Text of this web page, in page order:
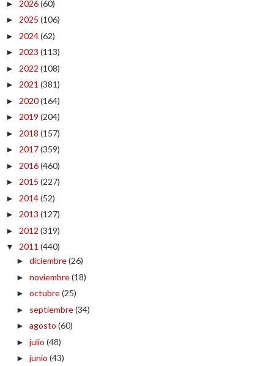
► 2026(60)
► 2025 (106)
► 2024(62)
► 2023 (113)
► 2022 (108)
► 2021 (381)
► 2020(164)
► 2019 (204)
► 2018 (157)
► 2017(359)
► 2016(460)
► 2015 (227)
► 2014(52)
► 2013 (127)
► 2012 (319)
▼ 2011 (440)
► diciembre(26)
► noviembre(18)
► octubre(25)
► septiembre(34)
► agosto (60)
► julio (48)
► junio (43)